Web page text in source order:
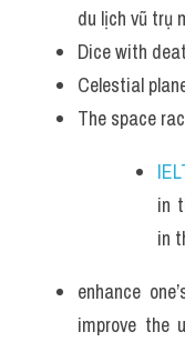
du lịch vũ trụ
Dice with
Celestial
The space
in
in
enhance
improve the